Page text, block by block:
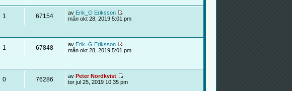
1 67154 av Erik_G Eriksson
mån okt 28, 2019 5:01 pm
1 67848 av Erik_G Eriksson
mån okt 28, 2019 5:01 pm
0 76286 av Peter Nordkvist
tor jul 25, 2019 10:35 pm